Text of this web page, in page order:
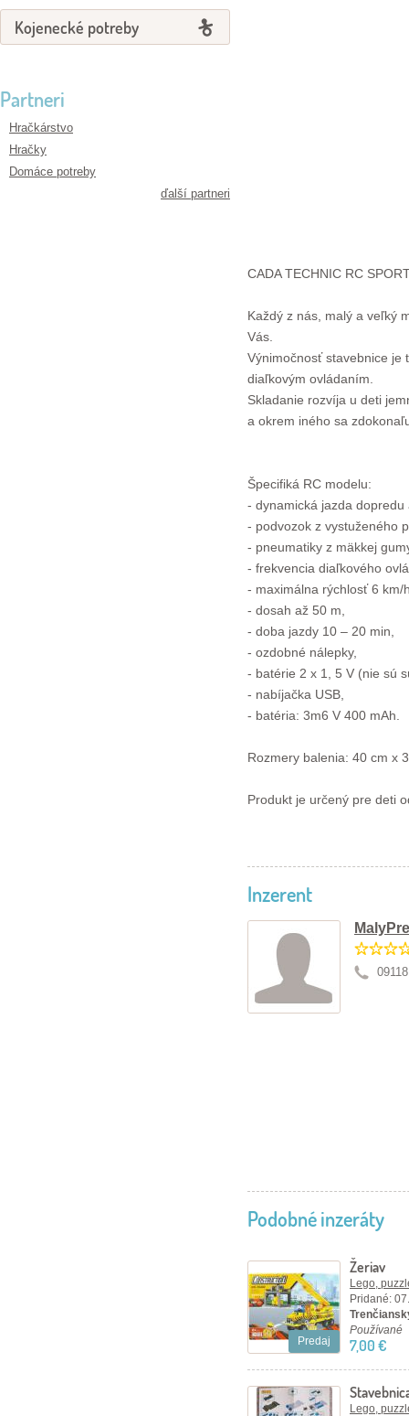
Kojenecké potreby
Partneri
Hračkárstvo
Hračky
Domáce potreby
ďalší partneri
CADA TECHNIC RC
Každý z nás, malý a veľký
Vás.
Výnimočnosť stavebnice je
diaľkovým ovládaním.
Skladanie rozvíja u deti
a okrem iného sa
Špecifiká RC modelu:
- dynamická jazda
- podvozok z vystuženého
- pneumatiky z mäkkej
- frekvencia diaľkového
- maximálna rýchlosť 6 km/
- dosah až 50 m,
- doba jazdy 10 – 20 min,
- ozdobné nálepky,
- batérie 2 x 1, 5 V (nie sú
- nabíjačka USB,
- batéria: 3m6 V 400 mAh.
Rozmery balenia: 40 cm x
Produkt je určený pre deti
Inzerent
Podobné inzeráty
Predaj
Žeriav
Lego,
Pridané:
Používané
7,00 €
Lego,